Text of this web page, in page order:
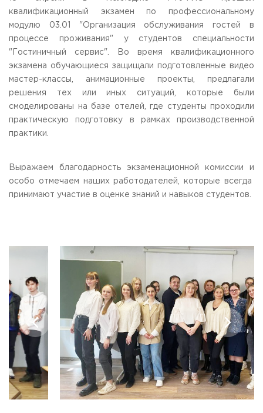
Научная деятельность
Дополнительное образование
Федеральный ресурсный центр
Федеральное учебно-методическое объединение в
системе ВО
Конкурс ППС
Сведения об образовательной организации
АДРЕС
141221, Московская обл.,
Городской округ Пушкинский,
ул. Главная, 99
ТЕЛЕФОНЫ
+7 (495) 940 83 00
E-MAIL
info@rguts.ru
priem@rguts.ru - Приемная комиссия
Приемная комиссия
пн-пт: с 10:00 до 17:00;
сб: с 10:00 до 15:30;
вс: выходной.
квалификационный экзамен по профессиональному
модулю 03.01 "Организация обслуживания гостей в
процессе проживания" у студентов специальности
"Гостиничный сервис". Во время квалификационного
экзамена обучающиеся защищали подготовленные видео
мастер-классы, анимационные проекты, предлагали
решения тех или иных ситуаций, которые были
смоделированы на базе отелей, где студенты проходили
практическую подготовку в рамках производственной
практики.
Выражаем благодарность экзаменационной комиссии и
особо отмечаем наших работодателей, которые всегда
принимают участие в оценке знаний и навыков студентов.